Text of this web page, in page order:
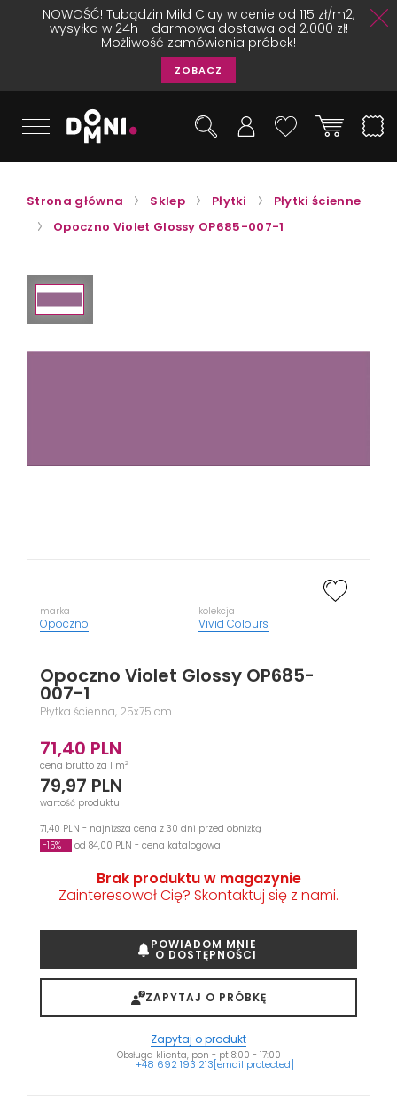
NOWOŚĆ! Tubądzin Mild Clay w cenie od 115 zł/m2,
wysyłka w 24h - darmowa dostawa od 2.000 zł!
Możliwość zamówienia próbek!
ZOBACZ
Strona główna Sklep Płytki
Płytki ścienne
Opoczno Violet Glossy OP685-007-1
marka
Opoczno
kolekcja
Vivid Colours
Opoczno Violet Glossy OP685-
007-1
Płytka ścienna, 25x75 cm
71,40 PLN
cena brutto za 1 m2
79,97 PLN
wartość produktu
71,40 PLN - najniższa cena z 30 dni przed obniżką
-15%
od 84,00 PLN - cena katalogowa
Brak produktu w magazynie
Zainteresował Cię? Skontaktuj się z nami.
POWIADOM MNIE
O DOSTĘPNOŚCI
ZAPYTAJ O PRÓBKĘ
Zapytaj o produkt
Obsługa klienta, pon - pt 8:00 - 17:00
+48 692 193 213[email protected]